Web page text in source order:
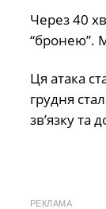
Через 40
“бронею”.
Ця атака
грудня
зв’язку та
РЕКЛАМА